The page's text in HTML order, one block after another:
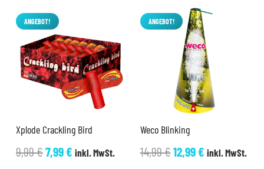
ANGEBOT!
Xplode Crackling Bird
9,99€Ursprünglicher
7,99€Aktueller
inkl. MwSt.
ANGEBOT!
Weco Blinking
14,99€Ursprünglicher
12,99€Aktueller
inkl. MwSt.